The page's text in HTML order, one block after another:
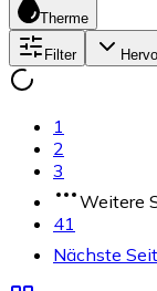
Therme
Filter
1
2
3
Weitere
41
Nächste